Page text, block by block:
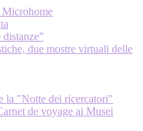
Microhome
due mostre virtuali delle
la "Notte dei ricercatori"
de voyage ai Musei